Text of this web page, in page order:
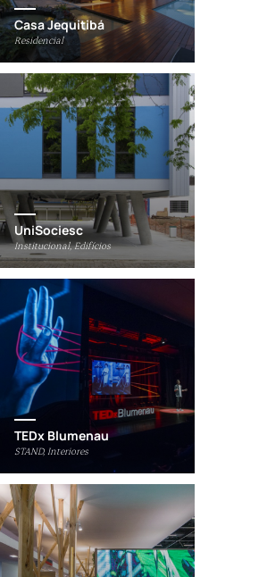
Casa Jequitibá
Residencial
UniSociesc
Institucional, Edifícios
TEDx Blumenau
STAND, Interiores